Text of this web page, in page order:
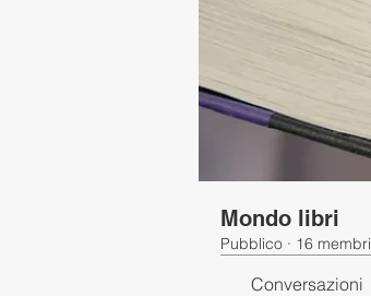
Mondo libri
Pubblico · 16 membri
Conversazioni